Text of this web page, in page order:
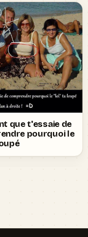
que t'essaie de
pourquoi le